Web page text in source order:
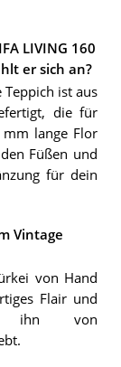
LIVING 160
er sich an?
Teppich ist aus
die für
lange Flor
Füßen und
für dein
Vintage
von Hand
Flair und
ihn von